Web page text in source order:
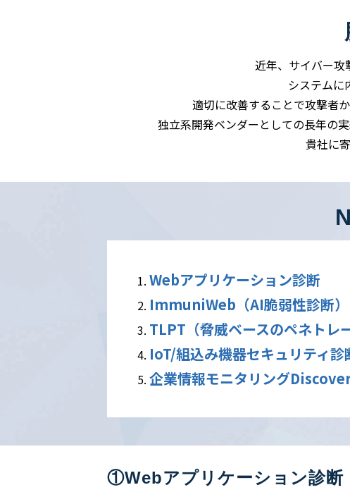
近年、サイバー攻
システムに
適切に改善することで攻撃者
独立系開発ベンダーとしての長年の
貴社に
Webアプリケーション診断
ImmuniWeb（AI脆弱性診断）
TLPT（脅威ベースのペネトレ
IoT/組込み機器セキュリティ診
企業情報モニタリング
①Webアプリケーション診断